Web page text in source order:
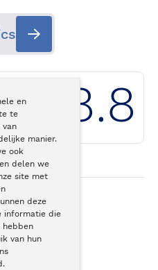
en
te
van
manier.
ook
delen we
site met
deze
informatie die
hebben
van hun
8.8
leven